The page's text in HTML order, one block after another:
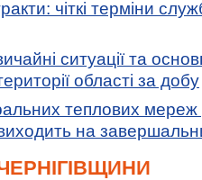
чіткі терміни
ситуації та
області за добу
теплових мереж
на